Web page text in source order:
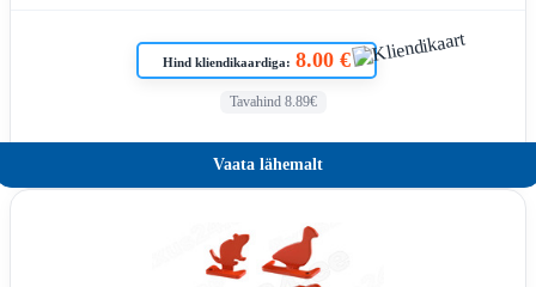
Hind kliendikaardiga: 8.00 €
Tavahind 8.89€
Vaata lähemalt